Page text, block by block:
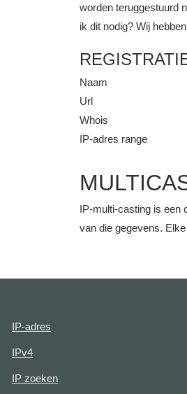
worden teruggestuurd
ik dit nodig? Wij
Naam
Url
Whois
IP-adres range
IP-multi-casting is een
van die gegevens.
IP-adres
IPv4
IP zoeken